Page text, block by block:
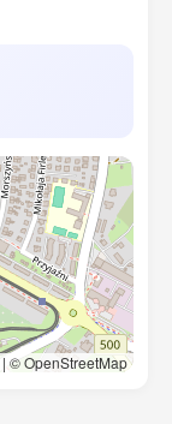
| © OpenStreetMap